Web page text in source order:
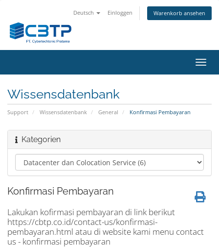
Deutsch Einloggen Warenkorb ansehen
ein-/
Wissensdatenbank
Support Wissensdatenbank General Konfirmasi Pembayaran
Kategorien
Konfirmasi Pembayaran
Lakukan kofirmasi pembayaran di link berikut
https://cbtp.co.id/contact-us/konfirmasi-
pembayaran.html atau di website kami menu contact
us - konfirmasi pembayaran